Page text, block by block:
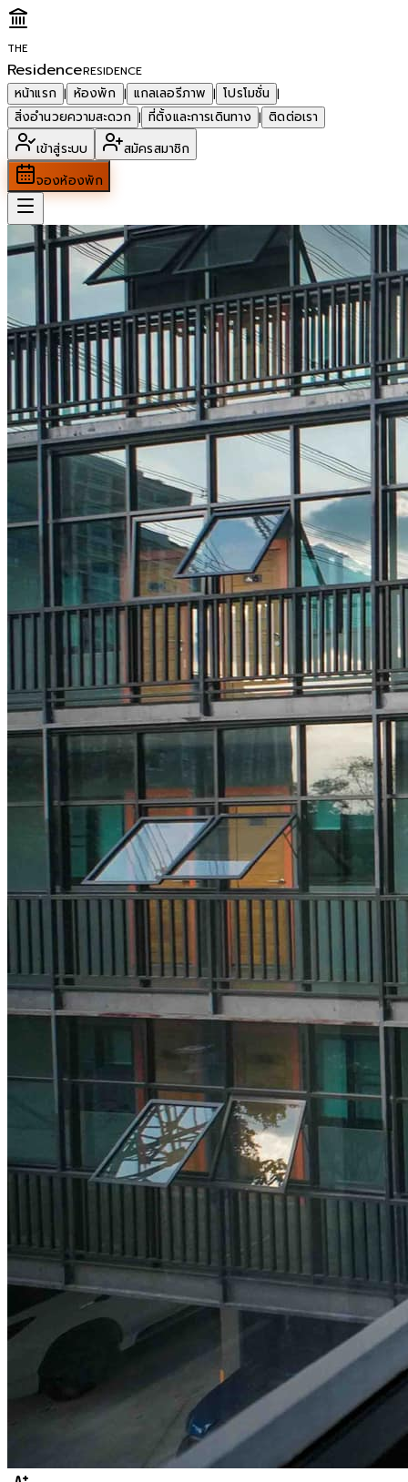
THE
ResidenceRESIDENCE
หน้าแรก | ห้องพัก | แกลเลอรีภาพ | โปรโมชั่น |
สิ่งอำนวยความสะดวก | ที่ตั้งและการเดินทาง | ติดต่อเรา
เข้าสู่ระบบ
สมัครสมาชิก
จองห้องพัก